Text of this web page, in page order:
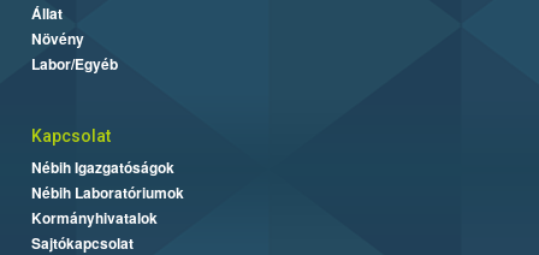
Állat
Növény
Labor/Egyéb
Kapcsolat
Nébih Igazgatóságok
Nébih Laboratóriumok
Kormányhivatalok
Sajtókapcsolat